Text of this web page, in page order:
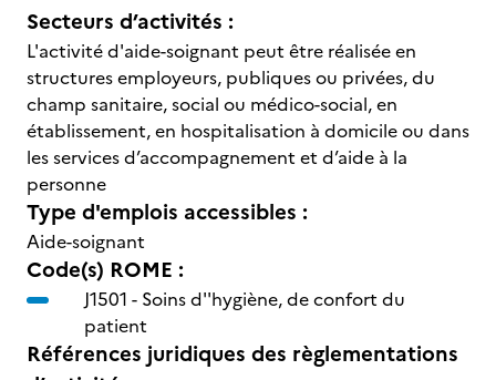
Secteurs d’activités :
L'activité d'aide-soignant peut être réalisée en
structures employeurs, publiques ou privées, du
champ sanitaire, social ou médico-social, en
établissement, en hospitalisation à domicile ou dans
les services d’accompagnement et d’aide à la
personne
Type d'emplois accessibles :
Aide-soignant
Code(s) ROME :
J1501 - Soins d''hygiène, de confort du
patient
Références juridiques des règlementations